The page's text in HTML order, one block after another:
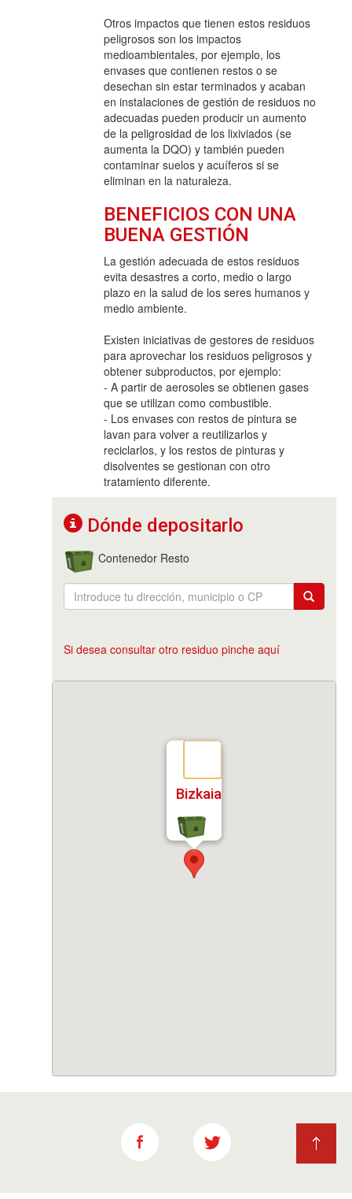
Otros impactos que tienen estos residuos
peligrosos son los impactos
medioambientales, por ejemplo, los
envases que contienen restos o se
desechan sin estar terminados y acaban
en instalaciones de gestión de residuos no
adecuadas pueden producir un aumento
de la peligrosidad de los lixiviados (se
aumenta la DQO) y también pueden
contaminar suelos y acuíferos si se
eliminan en la naturaleza.
BENEFICIOS CON UNA
BUENA GESTIÓN
La gestión adecuada de estos residuos
evita desastres a corto, medio o largo
plazo en la salud de los seres humanos y
medio ambiente.
Existen iniciativas de gestores de residuos
para aprovechar los residuos peligrosos y
obtener subproductos, por ejemplo:
- A partir de aerosoles se obtienen gases
que se utilizan como combustible.
- Los envases con restos de pintura se
lavan para volver a reutilizarlos y
reciclarlos, y los restos de pinturas y
disolventes se gestionan con otro
tratamiento diferente.
Dónde depositarlo
Contenedor Resto
Si desea consultar otro residuo pinche aquí
Bizkaia